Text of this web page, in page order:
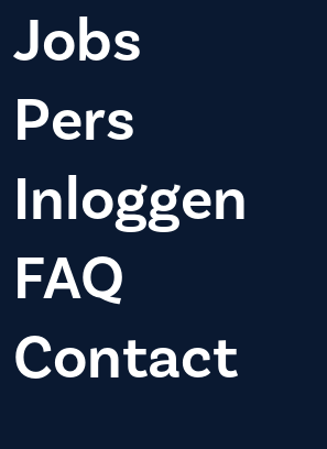
Jobs
Pers
Inloggen
FAQ
Contact